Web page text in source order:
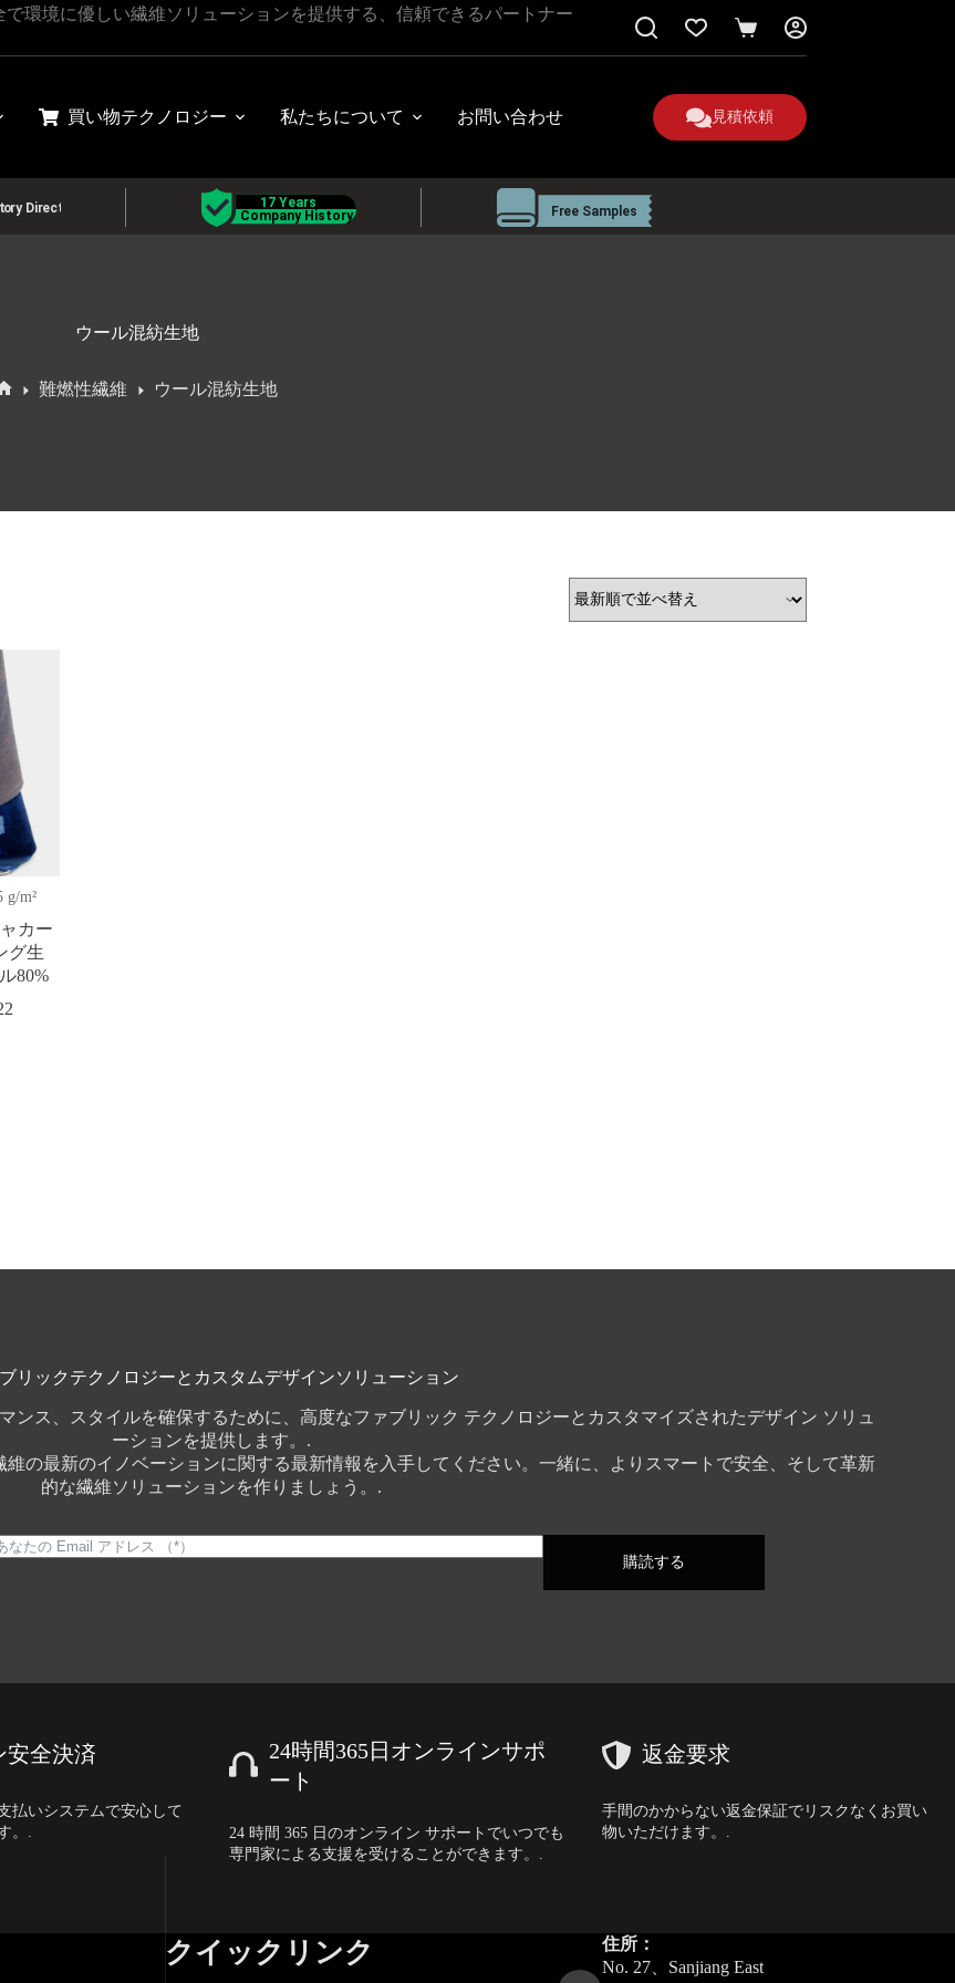
環境に優しい繊維ソリューションを提供する、信頼できるパートナー
シ
ョ
ピ
ン
カ
買い物テクノロジー 私たちについて お問い合わせ 見積依頼
ウール混紡生地
難燃性繊維 ウール混紡生地
g/m²
カー
グ生
80%
リックテクノロジーとカスタムデザインソリューション
ス、スタイルを確保するために、高度なファブリック テクノロジーとカスタマイズされたデザイン ソリュ
ーションを提供します。.
の最新のイノベーションに関する最新情報を入手してください。一緒に、よりスマートで安全、そして革新
的な繊維ソリューションを作りましょう。.
購読する
安全決済
払いシステムで安心して
。.
24時間365日オンラインサポ
ート
24 時間 365 日のオンライン サポートでいつでも
専門家による支援を受けることができます。.
返金要求
手間のかからない返金保証でリスクなくお買い
物いただけます。.
クイックリンク
住所：
No. 27、Sanjiang East